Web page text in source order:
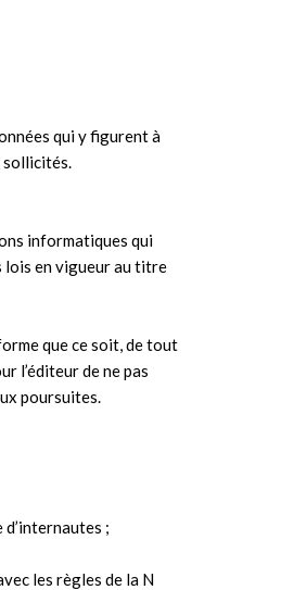
qui y figurent à
informatiques qui
lois en vigueur au titre
que ce soit, de tout
l’éditeur de ne pas
poursuites.
;
les règles de la N